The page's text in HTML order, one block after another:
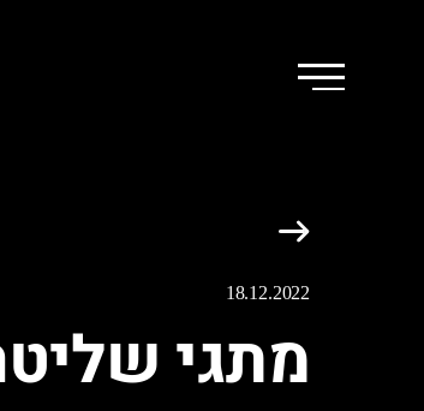
18.12.2022
מתגי